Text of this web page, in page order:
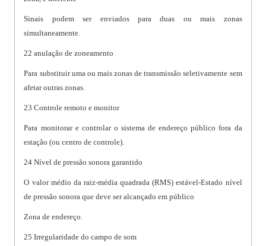
Sinais podem ser enviados para duas ou mais zonas
simultaneamente.
22 anulação de zoneamento
Para substituir uma ou mais zonas de transmissão seletivamente sem
afetar outras zonas.
23 Controle remoto e monitor
Para monitorar e controlar o sistema de endereço público fora da
estação (ou centro de controle).
24 Nível de pressão sonora garantido
O valor médio da raiz-média quadrada (RMS) estável-Estado nível
de pressão sonora que deve ser alcançado em público
Zona de endereço.
25 Irregularidade do campo de som